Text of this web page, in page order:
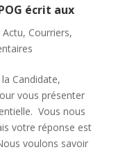
écrit aux
Actu, Courriers,
Candidate,
vous présenter
Vous nous
votre réponse est
voulons savoir